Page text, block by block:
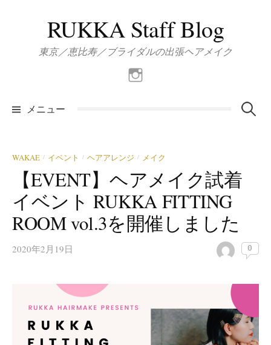
ス
プ
RUKKA Staff Blog
東京／恵比寿／ブライダルの出張ヘアメイク
メニュー 検
WAKAE / イベント / ヘアアレンジ / メイク
【EVENT】ヘアメイク試着
イベント RUKKA FITTING
ROOM vol.3を開催しました
2020年2月19日 0